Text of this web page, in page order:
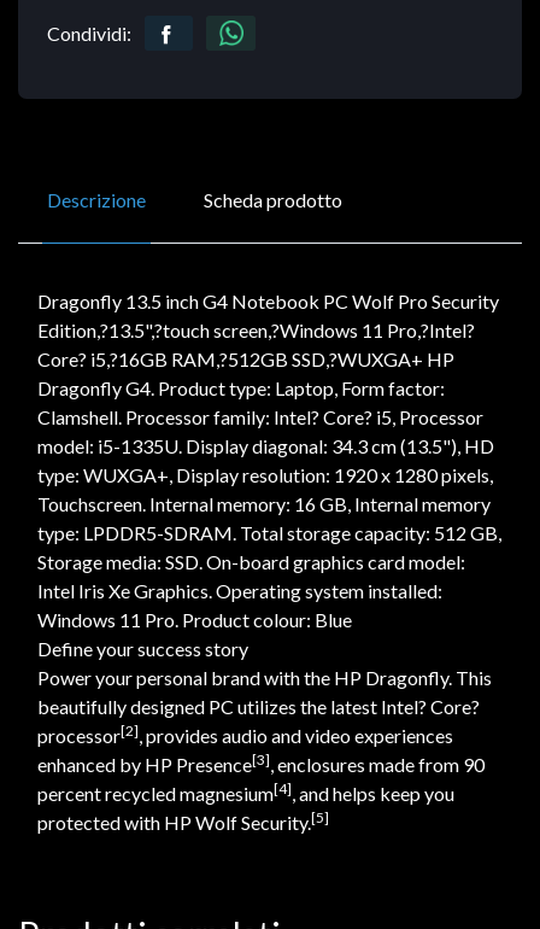
Condividi:
Descrizione Scheda prodotto
Dragonfly 13.5 inch G4 Notebook PC Wolf Pro Security
Edition,?13.5",?touch screen,?Windows 11 Pro,?Intel?
Core? i5,?16GB RAM,?512GB SSD,?WUXGA+ HP
Dragonfly G4. Product type: Laptop, Form factor:
Clamshell. Processor family: Intel? Core? i5, Processor
model: i5-1335U. Display diagonal: 34.3 cm (13.5"), HD
type: WUXGA+, Display resolution: 1920 x 1280 pixels,
Touchscreen. Internal memory: 16 GB, Internal memory
type: LPDDR5-SDRAM. Total storage capacity: 512 GB,
Storage media: SSD. On-board graphics card model:
Intel Iris Xe Graphics. Operating system installed:
Windows 11 Pro. Product colour: Blue
Define your success story
Power your personal brand with the HP Dragonfly. This
beautifully designed PC utilizes the latest Intel? Core?
processor[2], provides audio and video experiences
enhanced by HP Presence[3], enclosures made from 90
percent recycled magnesium[4], and helps keep you
protected with HP Wolf Security.[5]